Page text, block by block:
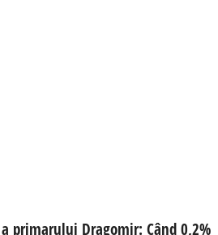
primarului Dragomir: Când 0,2%